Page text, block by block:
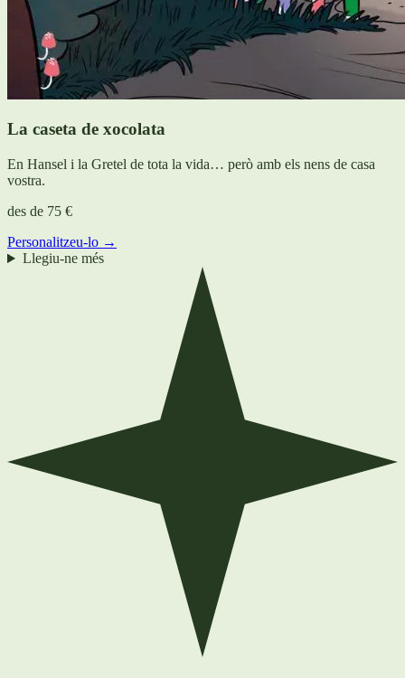
La caseta de xocolata
En Hansel i la Gretel de tota la vida… però amb els nens de casa
vostra.
des de 75 €
Personalitzeu-lo →
Llegiu-ne més